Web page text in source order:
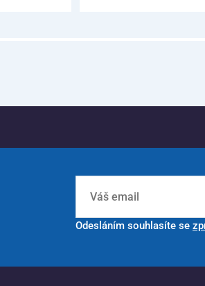
Odesláním souhlasíte se